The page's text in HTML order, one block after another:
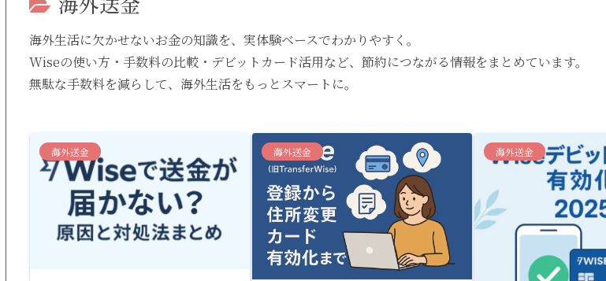
海外生活に欠かせないお金の知識を、実体験ベースでわかりやすく。
Wiseの使い方・手数料の比較・デビットカード活用など、節約につながる情報をまとめています。
無駄な手数料を減らして、海外生活をもっとスマートに。
海外送金 海外送金 海外送金